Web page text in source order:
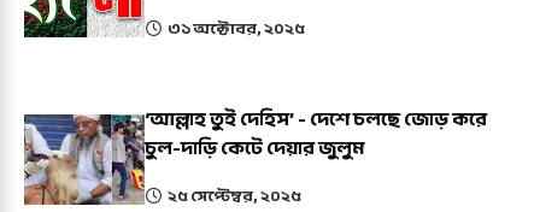
৩১ অক্টোবর, ২০২৫
‘আল্লাহ তুই দেহিস’ - দেশে চলছে জোড় করে
চুল-দাড়ি কেটে দেয়ার জুলুম
২৫ সেপ্টেম্বর, ২০২৫